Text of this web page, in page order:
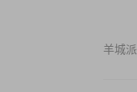
羊城派